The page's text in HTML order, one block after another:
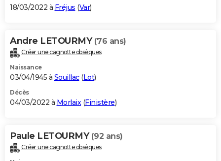
18/03/2022 à Fréjus (Var)
Andre LETOURMY (76 ans)
Créer une cagnotte obsèques
Naissance
03/04/1945 à Souillac(Lot)
Décès
04/03/2022 à Morlaix(Finistère)
Paule LETOURMY (92 ans)
Créer une cagnotte obsèques